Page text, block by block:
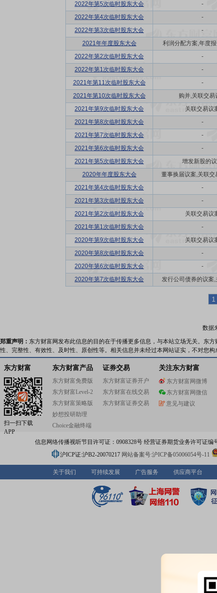
2022年第5次临时股东大会
-
2022年第4次临时股东大会
-
2022年第3次临时股东大会
-
2021年年度股东大会
利润分配方案,年度
2022年第2次临时股东大会
-
2022年第1次临时股东大会
-
2021年第11次临时股东大会
-
2021年第10次临时股东大会
购并,关联交易
2021年第9次临时股东大会
关联交易议
2021年第8次临时股东大会
-
2021年第7次临时股东大会
-
2021年第6次临时股东大会
-
2021年第5次临时股东大会
增发新股的
2020年年度股东大会
董事换届议案,关联交
2021年第4次临时股东大会
-
2021年第3次临时股东大会
-
2021年第2次临时股东大会
关联交易议
2021年第1次临时股东大会
-
2020年第9次临时股东大会
关联交易议
2020年第8次临时股东大会
-
2020年第6次临时股东大会
-
2020年第7次临时股东大会
发行公司债券的议案,
1
数据
郑重声明： 东方财富网发布此信息的目的在于传播更多信息，与本站立场无关。东
性、完整性、有效性、及时性、原创性等。相关信息并未经过本网站证实，不对您
东方财富
扫一扫下载
APP
东方财富产品
东方财富免费版
东方财富Level-2
东方财富策略版
妙想投研助理
Choice金融终端
证券交易
东方财富证券开户
东方财富在线交易
东方财富证券交易
关注东方财富
东方财富网微博
东方财富网微信
意见与建议
信息网络传播视听节目许可证：0908328号 经营证券期货业务许可证编
沪ICP证:沪B2-20070217 网站备案号:沪ICP备05006054号-11
关于我们 可持续发展 广告服务 供应商平台